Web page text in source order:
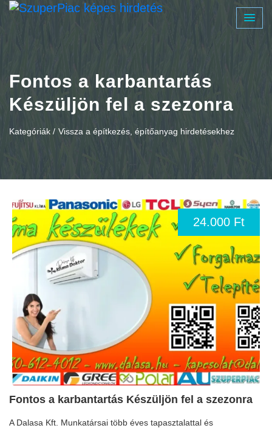
Fontos a karbantartás
Készüljön fel a szezonra
Kategóriák / Vissza a építkezés, építőanyag hirdetésekhez
24.000 Ft
Fontos a karbantartás Készüljön fel a szezonra
A Dalasa Kft. Munkatársai több éves tapasztalattal és